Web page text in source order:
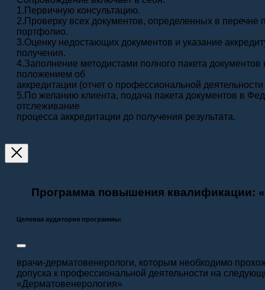
1.Первичную консультацию.
2.Проверку всех документов, определенных в
портфолио.
3.Оценку недостающих документов и указание
получения.
4.Заполнение методистами полного пакета
положением об
аккредитации (отчет о профессиональной деятельности
5.По желанию клиента, подача пакета документов в
отслеживание
процесса аккредитации до получения результата.
Программа повышения квалификации:
Целевая аудитория программы:
врачи-дерматовенерологи, которым необходимо
допуска к профессиональной деятельности на
«Дерматовенерология»